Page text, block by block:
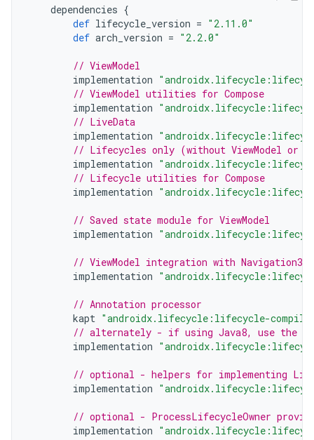
dependencies {
def lifecycle_version = "2.11.0"
def arch_version = "2.2.0"
// ViewModel
implementation
// ViewModel utilities for Compose
implementation
// LiveData
implementation
// Lifecycles only (without ViewModel or
implementation
// Lifecycle utilities for Compose
implementation
// Saved state module for ViewModel
implementation
// ViewModel integration with Navigation3
implementation
// Annotation processor
kapt "androidx.lifecycle:lifecycle-
// alternately - if using Java8, use the
implementation
// optional - helpers for implementing
implementation
// optional - ProcessLifecycleOwner
implementation